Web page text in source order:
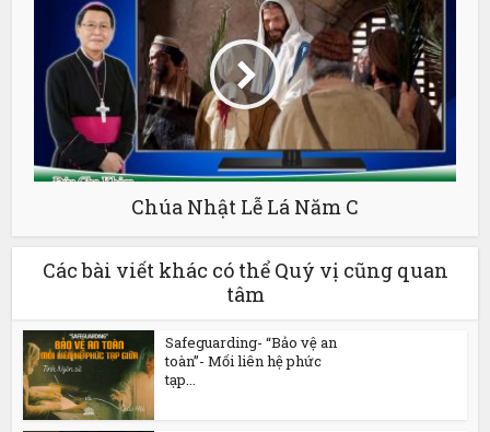
Chúa Nhật Lễ Lá Năm C
Các bài viết khác có thể Quý vị cũng quan
tâm
Safeguarding- “Bảo vệ an
toàn”- Mối liên hệ phức
tạp...